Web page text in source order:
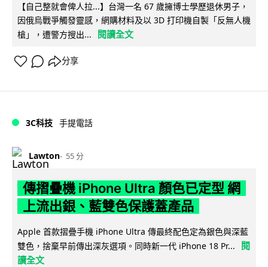
【自己整就會俾人拉...】台灣一名 67 歲擁博士學歷退休男子，
因俄烏戰爭觸發靈感，網購材料及以 3D 打印機自製「反無人機
槍」，遭警方搜出...
閱讀全文
分享
3C科技 手提電話
Lawton 55 分
傳摺疊機 iPhone Ultra 顏色已定型 網
上流出銀、藍雙色保護蓋產品
Apple 首款摺疊手機 iPhone Ultra 傳最終配色定為銀色與深藍
雙色，捨棄早前傳出深灰選項。同時新一代 iPhone 18 Pr...
閱
讀全文